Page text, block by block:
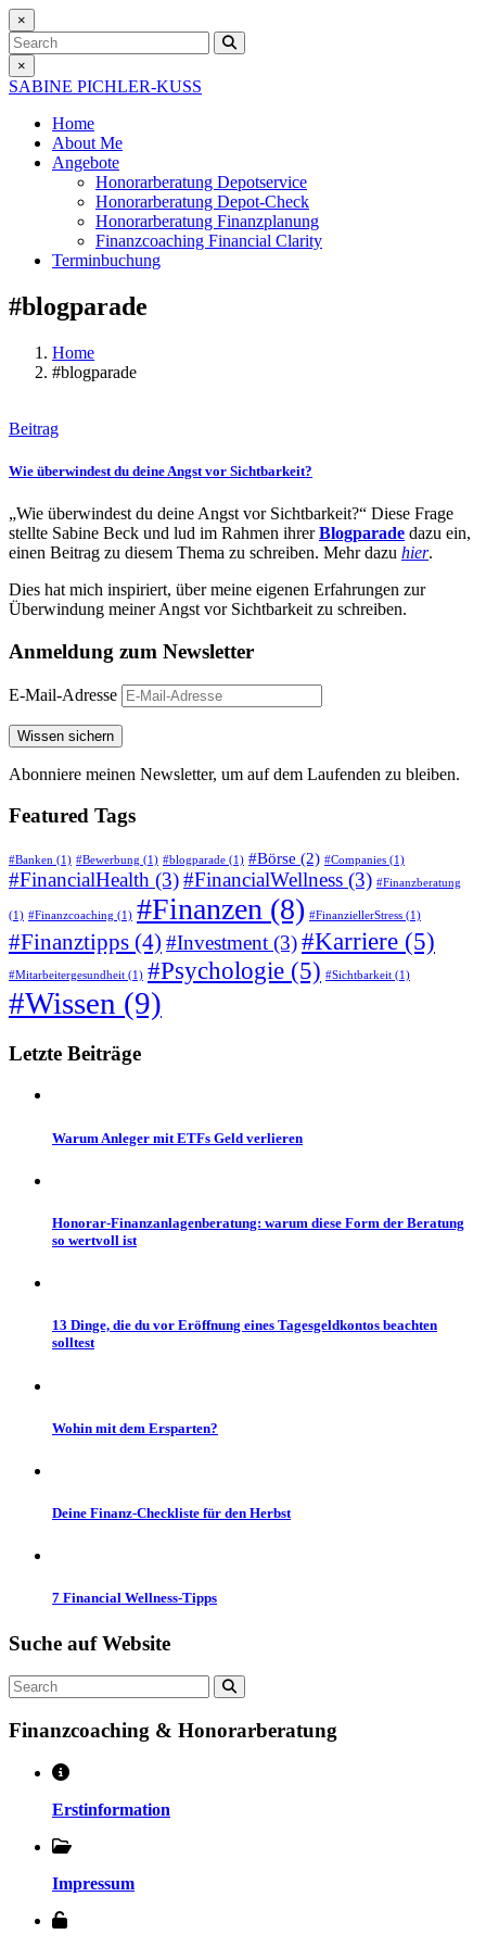
×
Search
×
SABINE PICHLER-KUSS
Home
About Me
Angebote
Honorarberatung Depotservice
Honorarberatung Depot-Check
Honorarberatung Finanzplanung
Finanzcoaching Financial Clarity
Terminbuchung
#blogparade
Home
#blogparade
Beitrag
Wie überwindest du deine Angst vor Sichtbarkeit?
„Wie überwindest du deine Angst vor Sichtbarkeit?“ Diese Frage
stellte Sabine Beck und lud im Rahmen ihrerBlogparade dazu ein,
einen Beitrag zu diesem Thema zu schreiben. Mehr dazu hier.
Dies hat mich inspiriert, über meine eigenen Erfahrungen zur
Überwindung meiner Angst vor Sichtbarkeit zu schreiben.
Anmeldung zum Newsletter
E-Mail-Adresse
Abonniere meinen Newsletter, um auf dem Laufenden zu bleiben.
Featured Tags
#Banken (1) #Bewerbung (1) #blogparade (1) #Börse (2) #Companies (1)
#FinancialHealth (3)#FinancialWellness (3) #Finanzberatung
(1) #Finanzcoaching (1) #Finanzen (8) #FinanziellerStress (1)
#Finanztipps (4) #Investment (3)#Karriere (5)
#Mitarbeitergesundheit (1) #Psychologie (5) #Sichtbarkeit (1)
#Wissen (9)
Letzte Beiträge
Warum Anleger mit ETFs Geld verlieren
Honorar-Finanzanlagenberatung: warum diese Form der Beratung
so wertvoll ist
13 Dinge, die du vor Eröffnung eines Tagesgeldkontos beachten
solltest
Wohin mit dem Ersparten?
Deine Finanz-Checkliste für den Herbst
7 Financial Wellness-Tipps
Suche aufWebsite
Search
Finanzcoaching & Honorarberatung
Erstinformation
Impressum